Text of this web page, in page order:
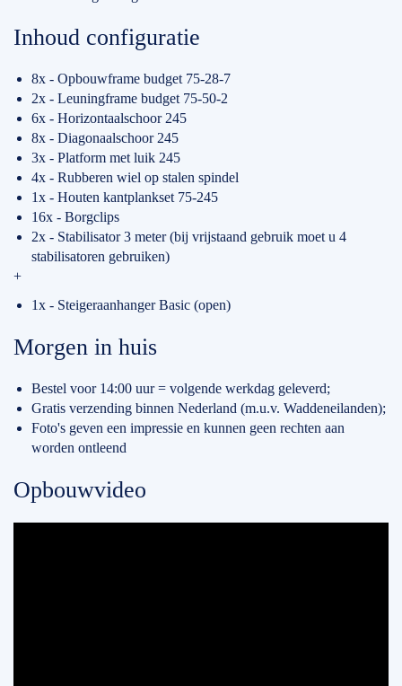
Inhoud configuratie
8x - Opbouwframe budget 75-28-7
2x - Leuningframe budget 75-50-2
6x - Horizontaalschoor 245
8x - Diagonaalschoor 245
3x - Platform met luik 245
4x - Rubberen wiel op stalen spindel
1x - Houten kantplankset 75-245
16x - Borgclips
2x - Stabilisator 3 meter (bij vrijstaand gebruik moet u 4
stabilisatoren gebruiken)
+
1x - Steigeraanhanger Basic (open)
Morgen in huis
Bestel voor 14:00 uur = volgende werkdag geleverd;
Gratis verzending binnen Nederland (m.u.v. Waddeneilanden);
Foto's geven een impressie en kunnen geen rechten aan
worden ontleend
Opbouwvideo